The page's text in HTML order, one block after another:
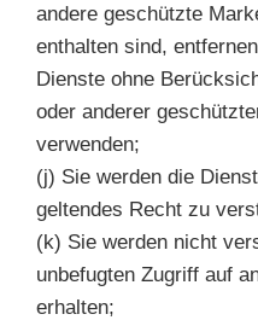
andere geschützte
enthalten sind,
Dienste ohne
oder anderer
verwenden;
(j) Sie werden die
geltendes Recht zu
(k) Sie werden nicht
unbefugten Zugriff auf
erhalten;